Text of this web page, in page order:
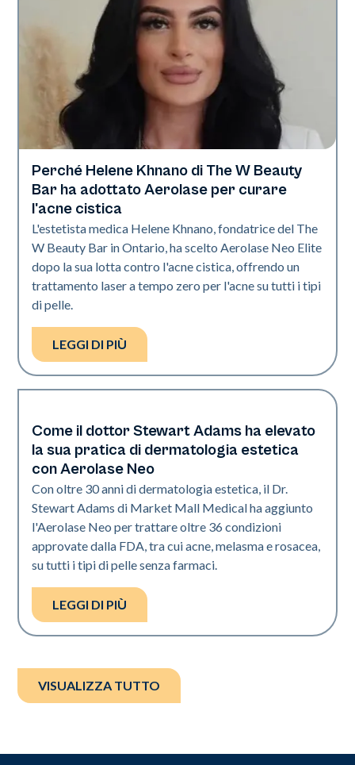
Neo Elite
Perché Helene Khnano di The W Beauty
Bar ha adottato Aerolase per curare
l'acne cistica
L'estetista medica Helene Khnano, fondatrice del The
W Beauty Bar in Ontario, ha scelto Aerolase Neo Elite
dopo la sua lotta contro l'acne cistica, offrendo un
trattamento laser a tempo zero per l'acne su tutti i tipi
di pelle.
LEGGI DI PIÙ
Neo Elite
Come il dottor Stewart Adams ha elevato
la sua pratica di dermatologia estetica
con Aerolase Neo
Con oltre 30 anni di dermatologia estetica, il Dr.
Stewart Adams di Market Mall Medical ha aggiunto
l'Aerolase Neo per trattare oltre 36 condizioni
approvate dalla FDA, tra cui acne, melasma e rosacea,
su tutti i tipi di pelle senza farmaci.
LEGGI DI PIÙ
VISUALIZZA TUTTO